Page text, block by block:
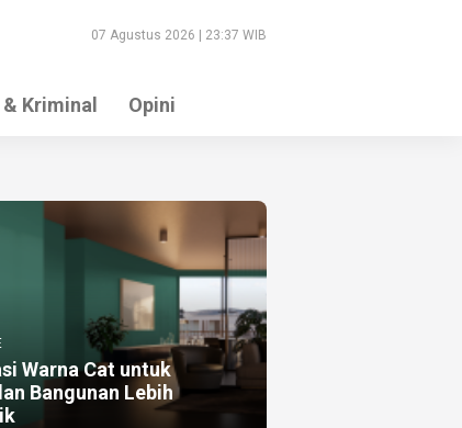
07 Agustus 2026 | 23:37 WIB
Kriminal Opini
Warna Cat untuk
Bangunan Lebih